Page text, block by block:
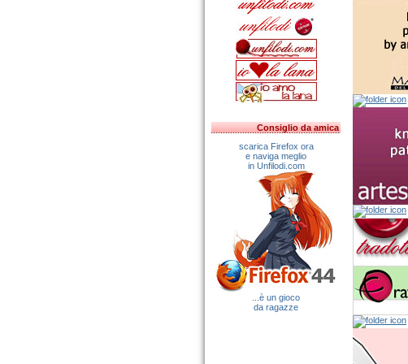
Consiglio da amica
scarica Firefox ora
e naviga meglio
in Unfilodi.com
...è un gioco
da ragazze